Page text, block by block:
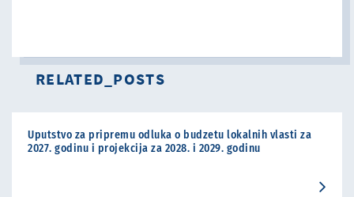
RELATED_POSTS
Uputstvo za pripremu odluka o budzetu lokalnih vlasti za
2027. godinu i projekcija za 2028. i 2029. godinu